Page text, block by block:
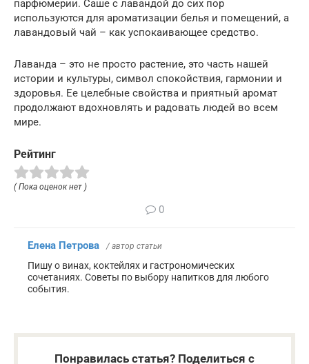
парфюмерии. Саше с лавандой до сих пор
используются для ароматизации белья и помещений, а
лавандовый чай – как успокаивающее средство.
Лаванда – это не просто растение, это часть нашей
истории и культуры, символ спокойствия, гармонии и
здоровья. Ее целебные свойства и приятный аромат
продолжают вдохновлять и радовать людей во всем
мире.
Рейтинг
( Пока оценок нет )
0
Елена Петрова / автор статьи
Пишу о винах, коктейлях и гастрономических
сочетаниях. Советы по выбору напитков для любого
события.
Понравилась статья? Поделиться с